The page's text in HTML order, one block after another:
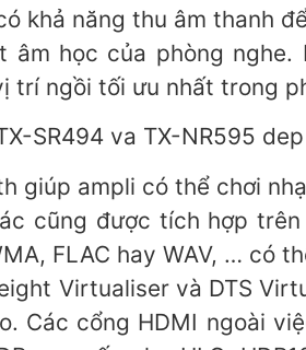
khả năng thu âm thanh
âm học của phòng
trí ngồi tối ưu nhất trong
giúp ampli có thể chơi
cũng được tích hợp
FLAC hay WAV, … có
Virtualiser và DTS
Các cổng HDMI ngoài